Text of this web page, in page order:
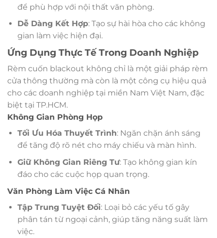
để phù hợp với nội thất văn phòng.
Dễ Dàng Kết Hợp: Tạo sự hài hòa cho các không
gian làm việc hiện đại.
Ứng Dụng Thực Tế Trong Doanh Nghiệp
Rèm cuốn blackout không chỉ là một giải pháp rèm
cửa thông thường mà còn là một công cụ hiệu quả
cho các doanh nghiệp tại miền Nam Việt Nam, đặc
biệt tại TP.HCM.
Không Gian Phòng Họp
Tối Ưu Hóa Thuyết Trình: Ngăn chặn ánh sáng
để tăng độ rõ nét cho máy chiếu và màn hình.
Giữ Không Gian Riêng Tư: Tạo không gian kín
đáo cho các cuộc họp quan trọng.
Văn Phòng Làm Việc Cá Nhân
Tập Trung Tuyệt Đối: Loại bỏ các yếu tố gây
phân tán từ ngoại cảnh, giúp tăng năng suất làm
việc.